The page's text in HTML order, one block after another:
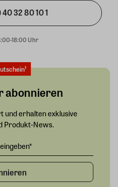
32 80 10 1
18:00 Uhr
abonnieren
und erhalten exklusive
Produkt-News.